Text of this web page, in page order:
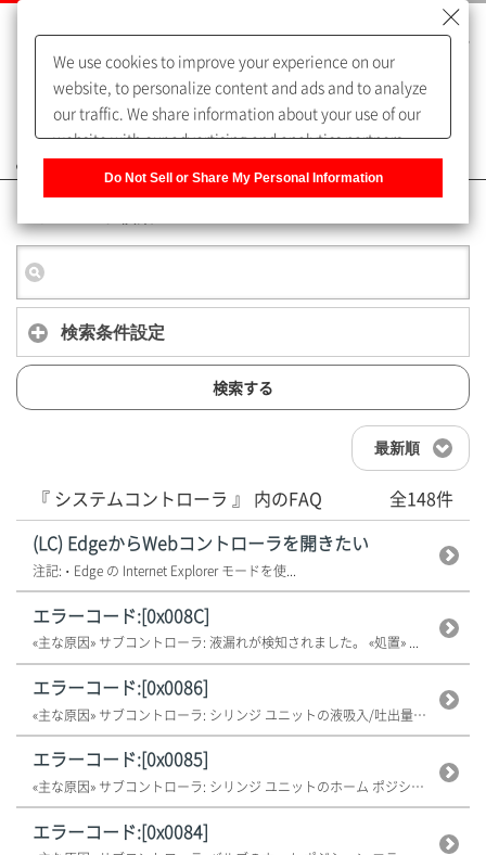
よくあるご質問（FAQ）
検索条件設定
検索する
最新順
『 システムコントローラ 』 内のFAQ 全148件
(LC) EdgeからWebコントローラを開きたい
注記: • Edge の Internet Explorer モードを使...
エラーコード:[0x008C]
«主な原因» サブコントローラ: 液漏れが検知されました。 «処置» ...
エラーコード:[0x0086]
«主な原因» サブコントローラ: シリンジ ユニットの液吸入/吐出量が範囲...
エラーコード:[0x0085]
«主な原因» サブコントローラ: シリンジ ユニットのホーム ポジション ...
エラーコード:[0x0084]
We use cookies to improve your experience on our
website, to personalize content and ads and to analyze
our traffic. We share information about your use of our
website with our advertising and analytics partners,
of our sharing information about you with our partners.
Information] to customize your cookie settings on our
website. Privacy Policy
Do Not Sell or Share My Personal Information